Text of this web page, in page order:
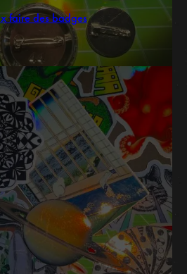
faire des badges